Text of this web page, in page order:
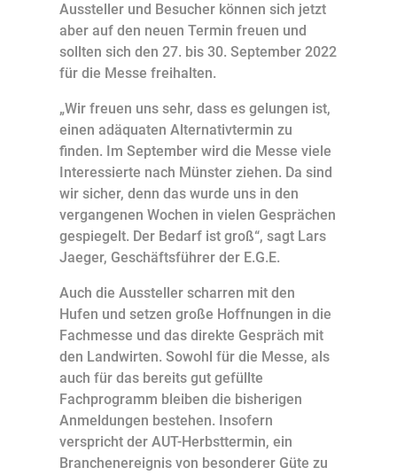
Aussteller und Besucher können sich jetzt
aber auf den neuen Termin freuen und
sollten sich den 27. bis 30. September 2022
für die Messe freihalten.
„Wir freuen uns sehr, dass es gelungen ist,
einen adäquaten Alternativtermin zu
finden. Im September wird die Messe viele
Interessierte nach Münster ziehen. Da sind
wir sicher, denn das wurde uns in den
vergangenen Wochen in vielen Gesprächen
gespiegelt. Der Bedarf ist groß“, sagt Lars
Jaeger, Geschäftsführer der E.G.E.
Auch die Aussteller scharren mit den
Hufen und setzen große Hoffnungen in die
Fachmesse und das direkte Gespräch mit
den Landwirten. Sowohl für die Messe, als
auch für das bereits gut gefüllte
Fachprogramm bleiben die bisherigen
Anmeldungen bestehen. Insofern
verspricht der AUT-Herbsttermin, ein
Branchenereignis von besonderer Güte zu